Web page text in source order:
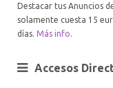
Destacar tus Anuncios
solamente cuesta 15
días. Más info.
Accesos